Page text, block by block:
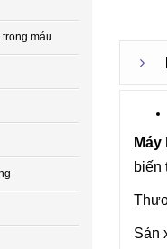
máu
biến
Sản